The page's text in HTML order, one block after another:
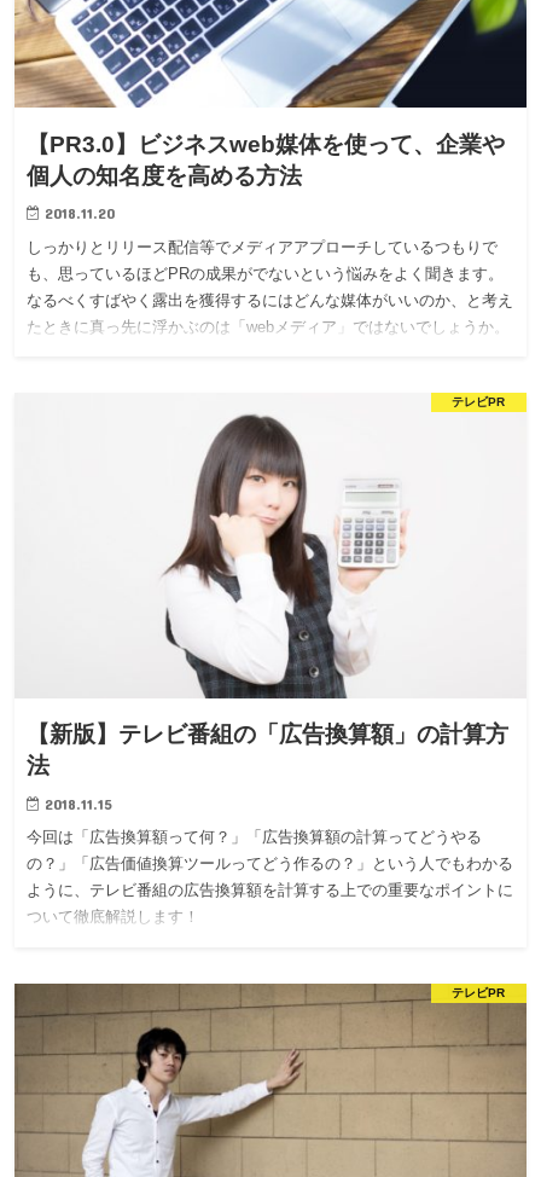
【PR3.0】ビジネスweb媒体を使って、企業や
個人の知名度を高める方法
2018.11.20
しっかりとリリース配信等でメディアアプローチしているつもりで
も、思っているほどPRの成果がでないという悩みをよく聞きます。
なるべくすばやく露出を獲得するにはどんな媒体がいいのか、と考え
たときに真っ先に浮かぶのは「webメディア」ではないでしょうか。
テレビPR
【新版】テレビ番組の「広告換算額」の計算方
法
2018.11.15
今回は「広告換算額って何？」「広告換算額の計算ってどうやる
の？」「広告価値換算ツールってどう作るの？」という人でもわかる
ように、テレビ番組の広告換算額を計算する上での重要なポイントに
ついて徹底解説します！
テレビPR